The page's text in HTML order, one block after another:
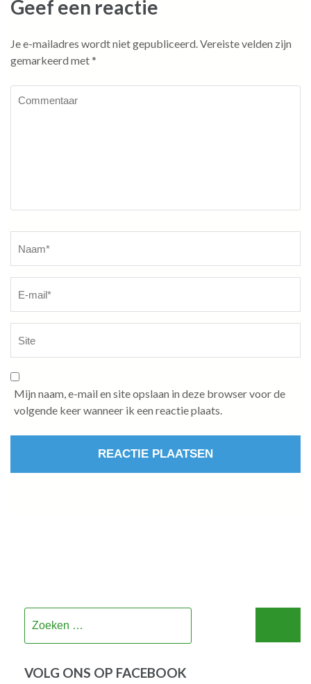
Geef een reactie
Je e-mailadres wordt niet gepubliceerd.Vereiste velden zijn
gemarkeerd met*
Mijn naam, e-mail en site opslaan in deze browser voor de
volgende keer wanneer ik een reactie plaats.
VOLG ONS OP FACEBOOK